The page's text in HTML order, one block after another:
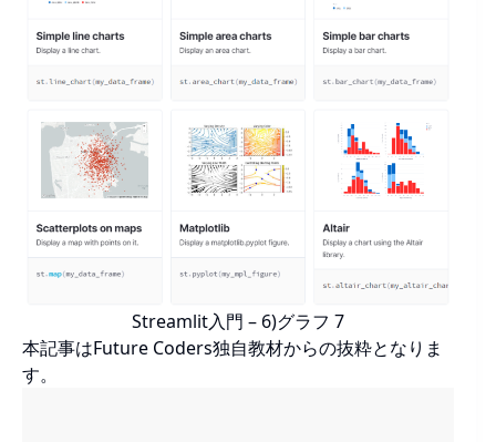
Streamlit入門 – 6)グラフ 7
本記事はFuture Coders独自教材からの抜粋となりま
す。